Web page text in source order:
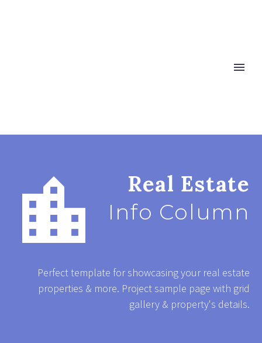

 Real Estate
Info Column
Perfect template for showcasing your real estate
properties & more. Project sample page with grid
gallery & property's details.